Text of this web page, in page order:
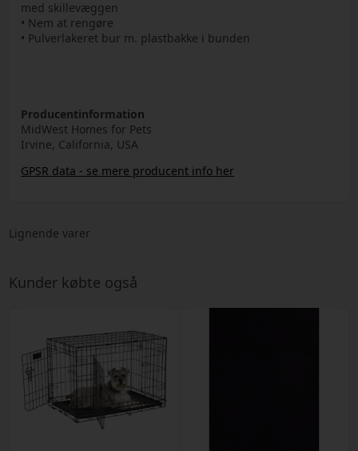
med skillevæggen
• Nem at rengøre
• Pulverlakeret bur m. plastbakke i bunden
Producentinformation
MidWest Homes for Pets
Irvine, California, USA
GPSR data - se mere producent info her
Lignende varer
Kunder købte også